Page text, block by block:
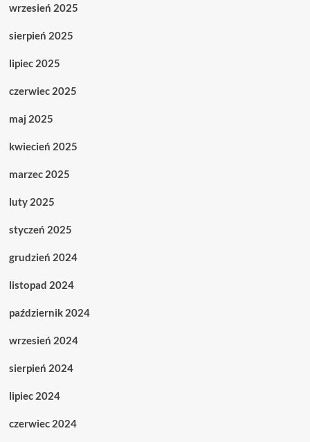
wrzesień 2025
sierpień 2025
lipiec 2025
czerwiec 2025
maj 2025
kwiecień 2025
marzec 2025
luty 2025
styczeń 2025
grudzień 2024
listopad 2024
październik 2024
wrzesień 2024
sierpień 2024
lipiec 2024
czerwiec 2024